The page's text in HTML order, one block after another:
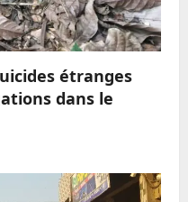
étranges
dans le